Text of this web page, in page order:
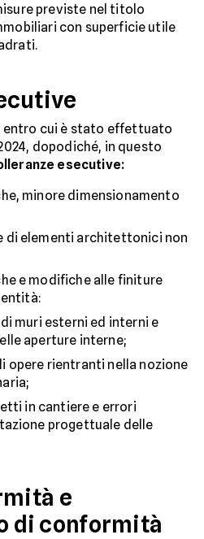
previste nel titolo
con superficie utile
entro cui è stato effettuato
dopodiché, in questo
esecutive:
minore dimensionamento
di elementi architettonici non
e modifiche alle finiture
muri esterni ed interni e
aperture interne;
opere rientranti nella nozione
in cantiere e errori
progettuale delle
e
di conformità